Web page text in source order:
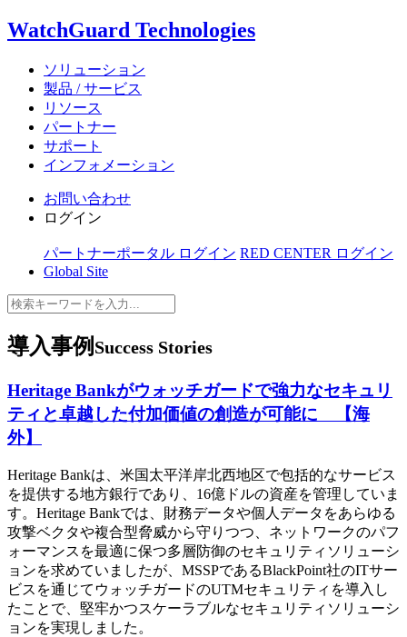
WatchGuard Technologies
ソリューション
製品 / サービス
リソース
パートナー
サポート
インフォメーション
お問い合わせ
ログイン
パートナーポータル ログイン RED CENTER ログイン
Global Site
導入事例 Success Stories
Heritage Bankがウォッチガードで強力なセキュリ
ティと卓越した付加価値の創造が可能に 【海
外】
Heritage Bankは、米国太平洋岸北西地区で包括的なサービス
を提供する地方銀行であり、16億ドルの資産を管理していま
す。Heritage Bankでは、財務データや個人データをあらゆる
攻撃ベクタや複合型脅威から守りつつ、ネットワークのパフ
ォーマンスを最適に保つ多層防御のセキュリティソリューシ
ョンを求めていましたが、MSSPであるBlackPoint社のITサー
ビスを通じてウォッチガードのUTMセキュリティを導入し
たことで、堅牢かつスケーラブルなセキュリティソリューシ
ョンを実現しました。